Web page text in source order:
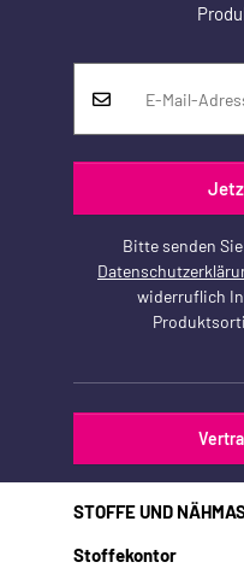
Bitte senden
widerruflich
STOFFE UND
Stoffekontor